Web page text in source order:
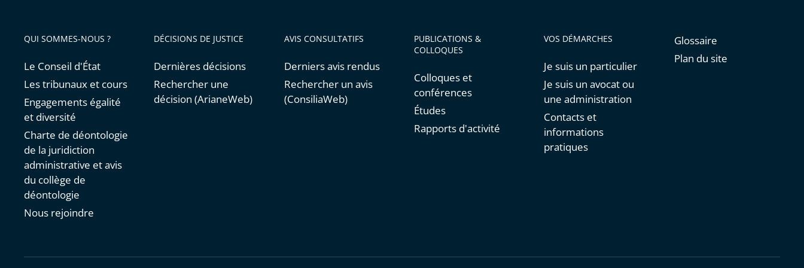
pour
arriver
QUI SOMMES-NOUS ?
Le Conseil d'État
Les tribunaux et cours
Engagements égalité
et diversité
Charte de déontologie
de la juridiction
administrative et avis
du collège de
déontologie
Nous rejoindre
DÉCISIONS DE JUSTICE
Dernières décisions
Rechercher une
décision (ArianeWeb)
AVIS CONSULTATIFS
Derniers avis rendus
Rechercher un avis
(ConsiliaWeb)
PUBLICATIONS &
COLLOQUES
Colloques et
conférences
Études
Rapports d'activité
VOS DÉMARCHES
Je suis un particulier
Je suis un avocat ou
une administration
Contacts et
informations
pratiques
Glossaire
Plan du site